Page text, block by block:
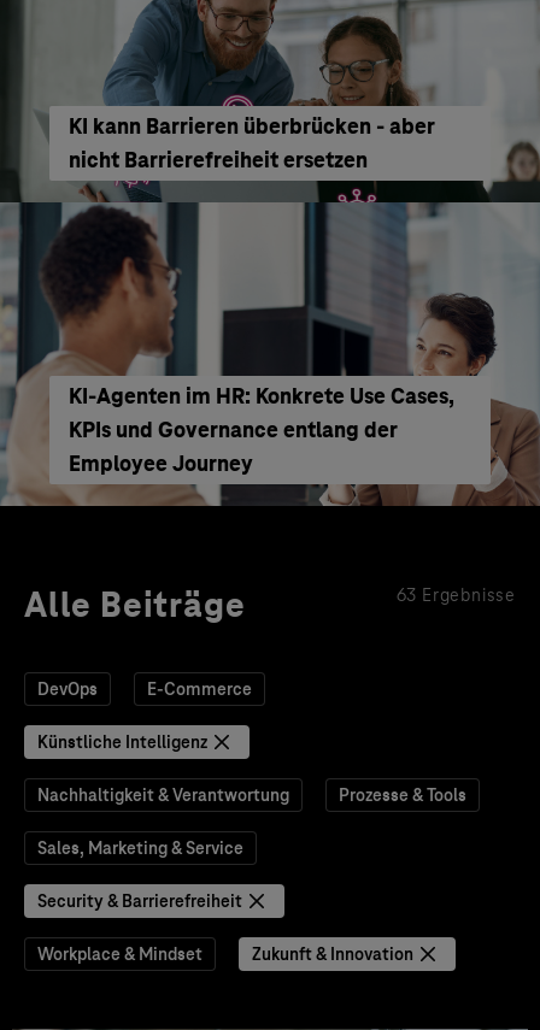
KI kann Barrieren überbrücken - aber
nicht Barrierefreiheit ersetzen
KI‑Agenten im HR: Konkrete Use Cases,
KPIs und Governance entlang der
Employee Journey
Alle Beiträge 63 Ergebnisse
DevOps E-Commerce
Künstliche Intelligenz
Nachhaltigkeit & Verantwortung Prozesse & Tools
Sales, Marketing & Service
Security & Barrierefreiheit
Workplace & Mindset Zukunft & Innovation